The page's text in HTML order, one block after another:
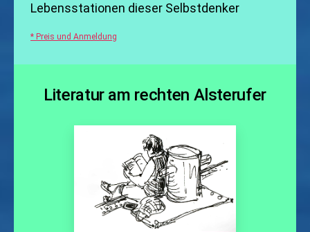
Lebensstationen dieser Selbstdenker
* Preis und Anmeldung
Literatur am rechten Alsterufer